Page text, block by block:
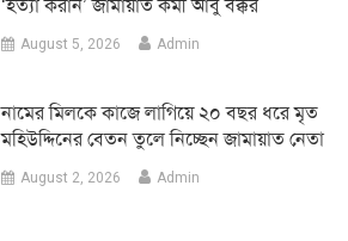
August 5, 2026 Admin
নামের মিলকে কাজে লাগিয়ে ২০ বছর ধরে মৃত
মহিউদ্দিনের বেতন তুলে নিচ্ছেন জামায়াত নেতা
August 2, 2026 Admin